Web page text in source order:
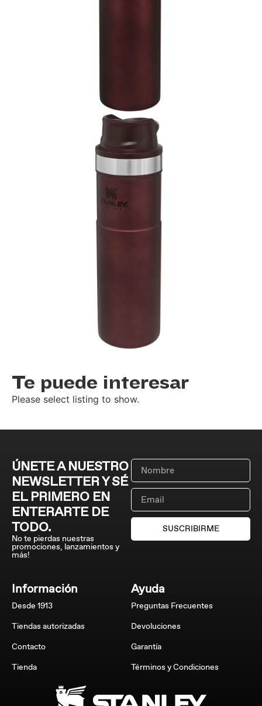
Te puede interesar
Please select listing to show.
ÚNETE A NUESTRO
NEWSLETTER Y SÉ
EL PRIMERO EN
ENTERARTE DE
TODO.
No te pierdas nuestras
promociones, lanzamientos y
más!
SUSCRIBIRME
Información
Desde 1913
Tiendas autorizadas
Contacto
Tienda
Ayuda
Preguntas Frecuentes
Devoluciones
Garantía
Términos y Condiciones